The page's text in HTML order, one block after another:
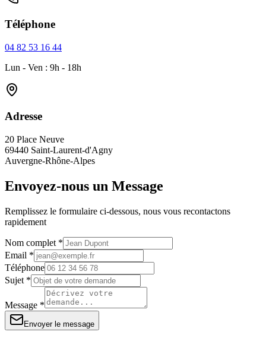
Téléphone
04 82 53 16 44
Lun - Ven : 9h - 18h
Adresse
20 Place Neuve
69440 Saint-Laurent-d'Agny
Auvergne-Rhône-Alpes
Envoyez-nous un Message
Remplissez le formulaire ci-dessous, nous vous recontactons
rapidement
Nom complet *
Email *
Téléphone
Sujet *
Message *
Envoyer le message